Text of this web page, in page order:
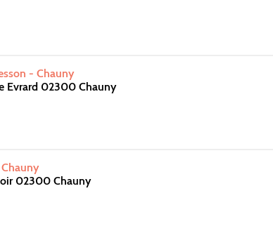
- Chauny
Evrard 02300 Chauny
02300 Chauny